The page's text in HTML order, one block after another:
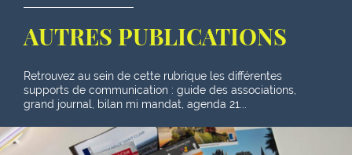
AUTRES PUBLICATIONS
Retrouvez au sein de cette rubrique les différentes
supports de communication : guide des associations,
grand journal, bilan mi mandat, agenda 21...